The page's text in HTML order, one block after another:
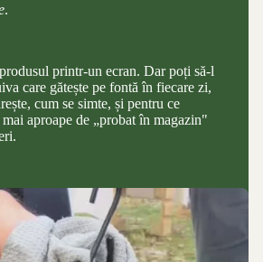
.
printr-un ecran. Dar poți să-l
care gătește pe fontă în fiecare zi,
cum se simte, și pentru ce
aproape de „probat în magazin"